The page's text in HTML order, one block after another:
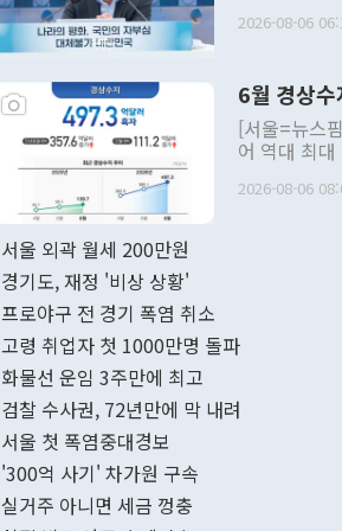
발언 중에는
주의적 희망
관의 대북
관 부처 장
관의 무리한
다. [정동영 통일부 장관이 지난달 23일 오후 서울 종로구 정부서울청사에
무너졌다고
함께 4자 대
2026-08-06
6월 경상
[서울=뉴스
어 역대 최
료=한국은행] 한국은행이 6일 발표한 '2026년 6월 국제수지(잠정)'
며 월간 기
196.9% 급
수출은
2026-08-06
서울 외곽 월세 200만원
경기도, 재정 '비상 상황'
프로야구 전 경기 폭염 취소
고령 취업자 첫 1000만명 돌파
화물선 운임 3주만에 최고
검찰 수사권, 72년만에 막 내려
서울 첫 폭염중대경보
'300억 사기' 차가원 구속
실거주 아니면 세금 껑충